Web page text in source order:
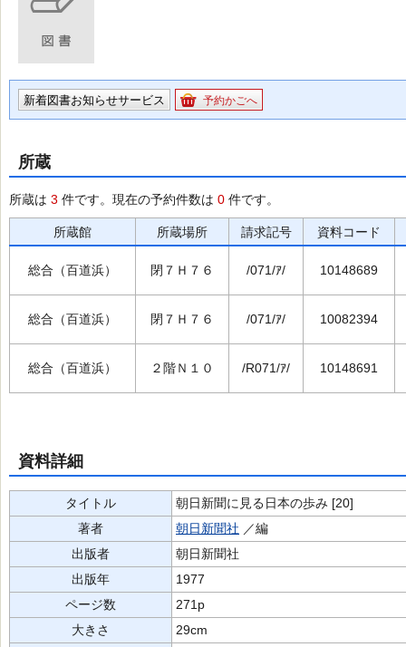
新着図書お知らせサービス 予約かごへ
所蔵
所蔵は 3 件です。現在の予約件数は 0 件です。
所蔵館 所蔵場所 請求記号 資料コード
総合（百道浜） 閉７Ｈ７６ /071/ｱ/ 10148689
総合（百道浜） 閉７Ｈ７６ /071/ｱ/ 10082394
総合（百道浜） ２階Ｎ１０ /R071/ｱ/ 10148691
資料詳細
タイトル
朝日新聞に見る日本の歩み [20]
著者
朝日新聞社 ／編
出版者
朝日新聞社
出版年
1977
ページ数
271p
大きさ
29cm